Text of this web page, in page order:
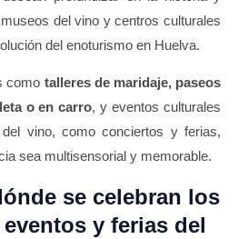
del vino y centros culturales
del enoturismo en Huelva.
como talleres de maridaje, paseos
o en carro, y eventos culturales
vino, como conciertos y ferias,
sea multisensorial y memorable.
se celebran los
y ferias del